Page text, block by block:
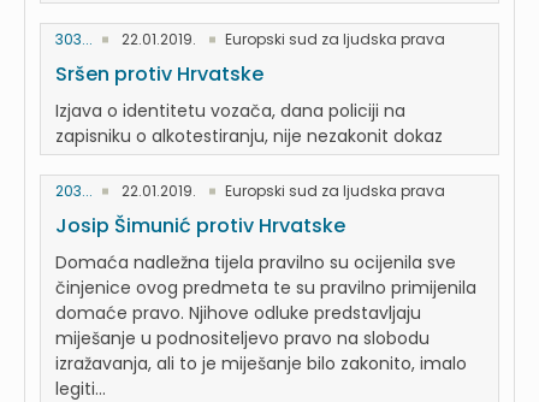
303... 22.01.2019. Europski sud za ljudska prava
Sršen protiv Hrvatske
Izjava o identitetu vozača, dana policiji na
zapisniku o alkotestiranju, nije nezakonit dokaz
203... 22.01.2019. Europski sud za ljudska prava
Josip Šimunić protiv Hrvatske
Domaća nadležna tijela pravilno su ocijenila sve
činjenice ovog predmeta te su pravilno primijenila
domaće pravo. Njihove odluke predstavljaju
miješanje u podnositeljevo pravo na slobodu
izražavanja, ali to je miješanje bilo zakonito, imalo
legiti...